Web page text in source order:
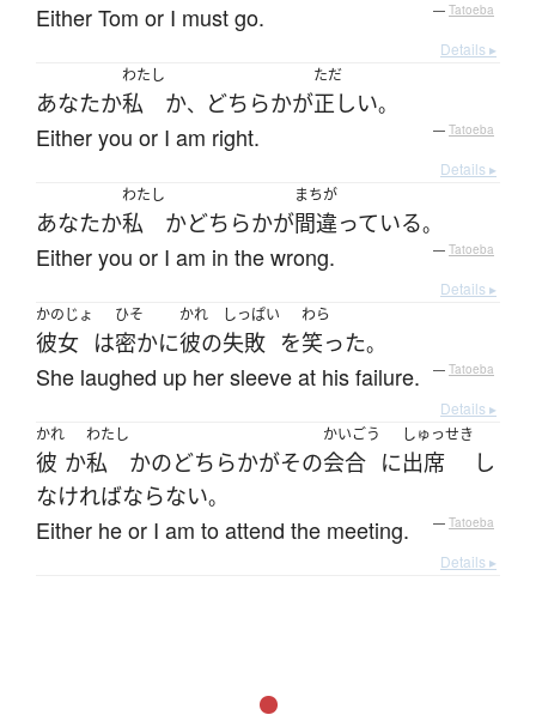
Either Tom or I must go. — Tatoeba
Details ▸
あなたか
わたし
私 か、 どちらかが
ただ
正しい。
Either you or I am right. — Tatoeba
Details ▸
あなたか
わたし
私 かどちらかが
まちが
間違っている。
Either you or I am in the wrong. — Tatoeba
Details ▸
かのじょ
彼女 は
ひそ
密かに
かれ
彼の
しっぱい
失敗 を
わら
笑った。
She laughed up her sleeve at his failure. — Tatoeba
Details ▸
かれ
彼 か
わたし
私 かのどちらかがその
かいごう
会合 に
しゅっせき
出席
し
なければならない。
Either he or I am to attend the meeting. — Tatoeba
Details ▸